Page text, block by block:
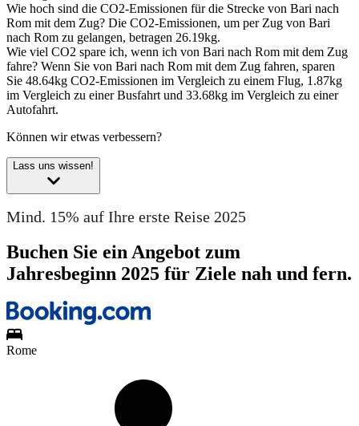
Wie hoch sind die CO2-Emissionen für die Strecke von Bari nach
Rom mit dem Zug? Die CO2-Emissionen, um per Zug von Bari
nach Rom zu gelangen, betragen 26.19kg.
Wie viel CO2 spare ich, wenn ich von Bari nach Rom mit dem Zug
fahre? Wenn Sie von Bari nach Rom mit dem Zug fahren, sparen
Sie 48.64kg CO2-Emissionen im Vergleich zu einem Flug, 1.87kg
im Vergleich zu einer Busfahrt und 33.68kg im Vergleich zu einer
Autofahrt.
Können wir etwas verbessern?
Lass uns wissen!
Mind. 15% auf Ihre erste Reise 2025
Buchen Sie ein Angebot zum
Jahresbeginn 2025 für Ziele nah und fern.
Rome